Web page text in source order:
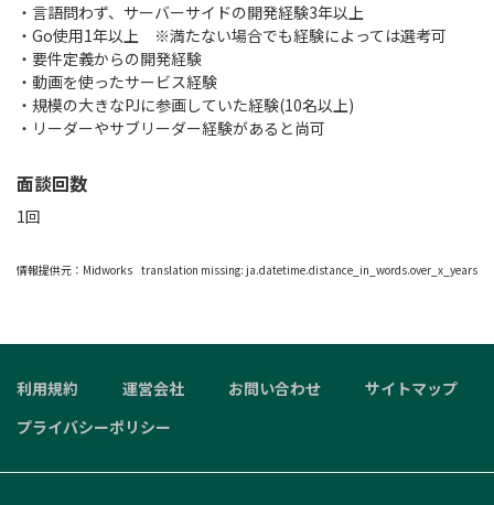
・言語問わず、サーバーサイドの開発経験3年以上
・Go使用1年以上 ※満たない場合でも経験によっては選考可
・要件定義からの開発経験
・動画を使ったサービス経験
・規模の大きなPJに参画していた経験(10名以上)
・リーダーやサブリーダー経験があると尚可
面談回数
1回
情報提供元： Midworks translation missing: ja.datetime.distance_in_words.over_x_years
利用規約 運営会社 お問い合わせ
サイトマップ
プライバシーポリシー